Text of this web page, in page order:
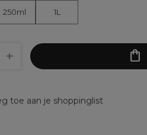
250ml 1L
toe aan je shoppinglist